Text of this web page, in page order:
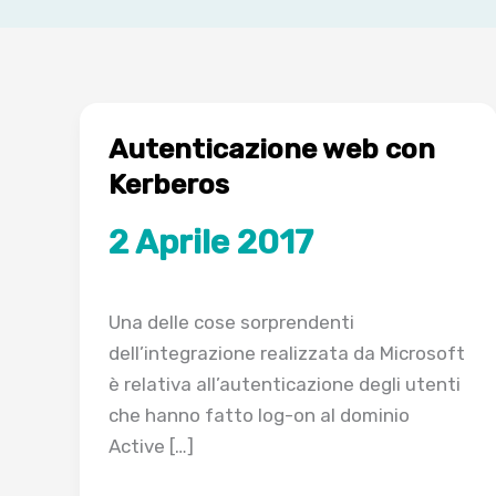
Autenticazione web con
Kerberos
2 Aprile 2017
Una delle cose sorprendenti
dell’integrazione realizzata da Microsoft
è relativa all’autenticazione degli utenti
che hanno fatto log-on al dominio
Active […]